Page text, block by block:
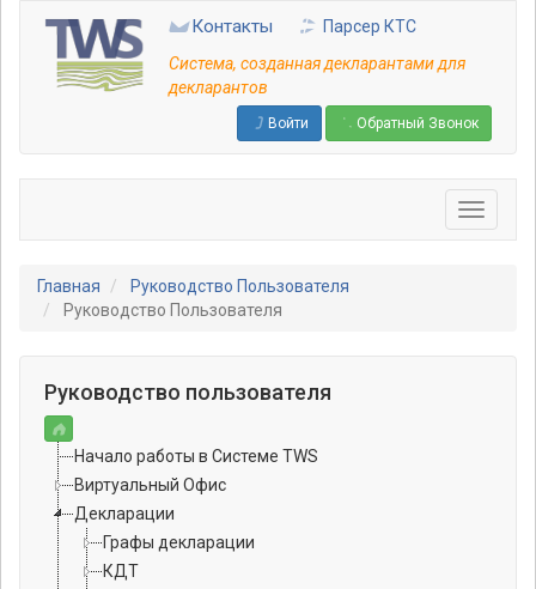
основному
содержанию
Контакты
Парсер КТС
Система, созданная декларантами для
декларантов
Войти Обратный Звонок
Главная
Руководство Пользователя
Руководство Пользователя
Руководство пользователя
Начало работы в Системе TWS
Виртуальный Офис
Декларации
Графы декларации
КДТ